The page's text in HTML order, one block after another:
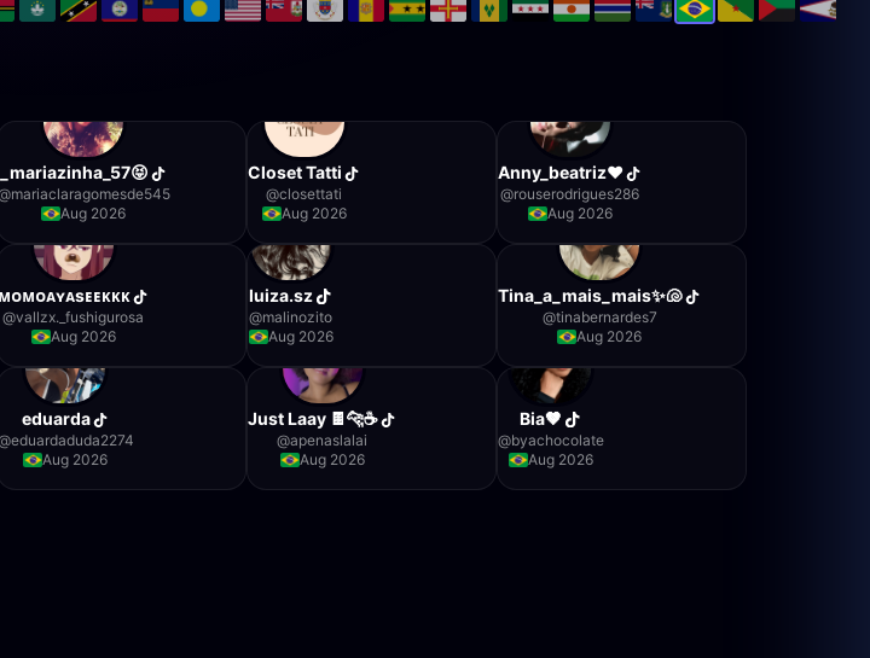
_mariazinha_57😝
mariaclaragomesde545
Aug 2026
Closet Tatti
@closettati
Aug 2026
Anny_beatriz❤️
@rouserodrigues286
Aug 2026
ᴍᴏᴍᴏᴀʏᴀsᴇᴇᴋᴋᴋ
@vallzx._fushigurosa
Aug 2026
luiza.sz
@malinozito
Aug 2026
Tina_a_mais_mais✨🐚
@tinabernardes7
Aug 2026
eduarda
eduardaduda2274
Aug 2026
Just Laay 🍫🐆☕️
@apenaslalai
Aug 2026
Bia🤎
@byachocolate
Aug 2026